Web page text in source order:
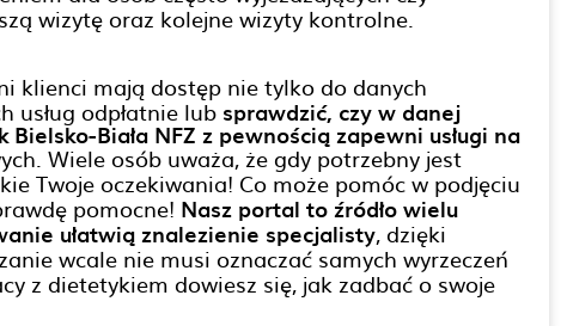
wizytę oraz kolejne wizyty kontrolne.
klienci mają dostęp nie tylko do danych
usług odpłatnie lub sprawdzić, czy w danej
Biała NFZ z pewnością zapewni usługi na
Wiele osób uważa, że gdy potrzebny jest
Twoje oczekiwania! Co może pomóc w podjęciu
pomocne! Nasz portal to źródło wielu
ułatwią znalezienie specjalisty, dzięki
wcale nie musi oznaczać samych wyrzeczeń
z dietetykiem dowiesz się, jak zadbać o swoje